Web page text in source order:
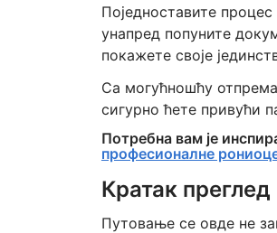
Поједноставите
унапред попуните
покажете своје
Са могућношћу
сигурно ћете привући
Потребна вам је
професионалне
Кратак
Путовање се овде не